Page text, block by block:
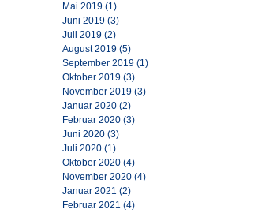
Mai 2019 (1)
Juni 2019 (3)
Juli 2019 (2)
August 2019 (5)
September 2019 (1)
Oktober 2019 (3)
November 2019 (3)
Januar 2020 (2)
Februar 2020 (3)
Juni 2020 (3)
Juli 2020 (1)
Oktober 2020 (4)
November 2020 (4)
Januar 2021 (2)
Februar 2021 (4)